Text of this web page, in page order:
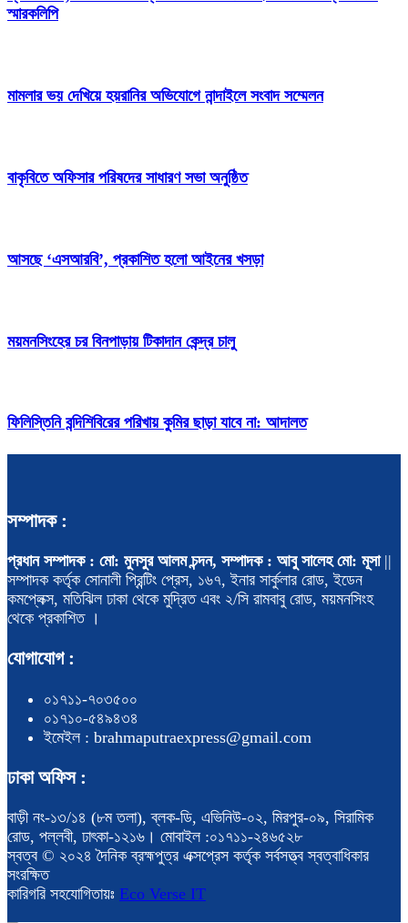
স্মারকলিপি
মামলার ভয় দেখিয়ে হয়রানির অভিযোগে নান্দাইলে সংবাদ সম্মেলন
বাকৃবিতে অফিসার পরিষদের সাধারণ সভা অনুষ্ঠিত
আসছে ‘এসআরবি’, প্রকাশিত হলো আইনের খসড়া
ময়মনসিংহের চর বিনপাড়ায় টিকাদান কেন্দ্র চালু
ফিলিস্তিনি বন্দিশিবিরের পরিখায় কুমির ছাড়া যাবে না: আদালত
সম্পাদক :
প্রধান সম্পাদক : মো: মুনসুর আলম চন্দন, সম্পাদক : আবু সালেহ মো: মূসা||
সম্পাদক কর্তৃক সোনালী প্রিন্টিং প্রেস, ১৬৭, ইনার সার্কুলার রোড, ইডেন
কমপ্লেক্স, মতিঝিল ঢাকা থেকে মুদ্রিত এবং ২/সি রামবাবু রোড, ময়মনসিংহ
থেকে প্রকাশিত ।
যোগাযোগ :
০১৭১১-৭০৩৫০০
০১৭১০-৫৪৯৪৩৪
ইমেইল : brahmaputraexpress@gmail.com
ঢাকা অফিস :
বাড়ী নং-১৩/১৪ (৮ম তলা), ব্লক-ডি, এভিনিউ-০২, মিরপুর-০৯, সিরামিক
রোড, পল্লবী, ঢাৎকা-১২১৬। মোবাইল :০১৭১১-২৪৬৫২৮
স্বত্ব © ২০২৪ দৈনিক ব্রহ্মপুত্র এক্সপ্রেস কর্তৃক সর্বসত্ত্ব স্বত্বাধিকার
সংরক্ষিত
কারিগরি সহযোগিতায়ঃ Eco Verse IT